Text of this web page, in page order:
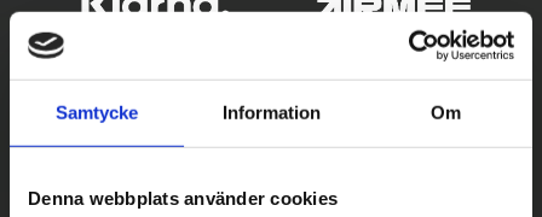
Samtycke Information Om
Denna webbplats använder cookies